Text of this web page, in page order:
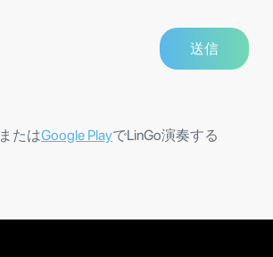
またはGoogle PlayでLinGo演奏する